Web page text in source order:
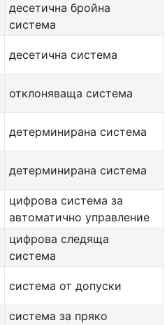
десетична бройна
система
десетична система
отклоняваща система
детерминирана система
детерминирана система
цифрова система за
автоматично управление
цифрова следяща
система
система от допуски
система за пряко